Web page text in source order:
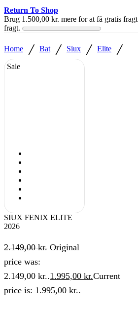
Return To Shop
Brug 1.500,00 kr. mere for at få gratis fragt
fragt.
Home / Bat / Siux / Elite /
Sale
SIUX FENIX ELITE
2026
2.149,00kr. Original
price was:
2.149,00 kr..1.995,00 kr.Current
price is: 1.995,00 kr..